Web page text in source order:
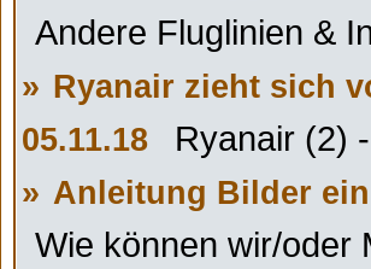
Andere Fluglinien &
» Ryanair zieht sich
05.11.18
Ryanair (2)
» Anleitung Bilder
Wie können wir/oder